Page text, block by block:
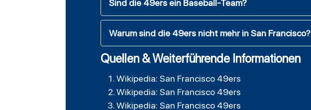
Sind die 49ers ein Baseball-Team?
Warum sind die 49ers nicht mehr in San Francisco?
Quellen & Weiterführende Informationen
Wikipedia: San Francisco 49ers
Wikipedia: San Francisco 49ers
Wikipedia: San Francisco 49ers